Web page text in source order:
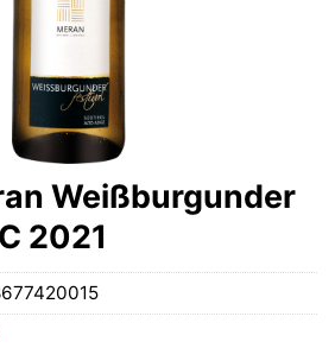
Weißburgunder
2021